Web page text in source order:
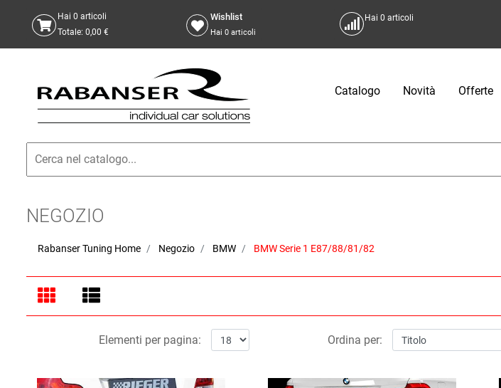
Hai 0 articoli
Totale: 0,00 €
Wishlist
Hai 0 articoli
Hai0 articoli
Catalogo Novità Offerte
NEGOZIO
Rabanser Tuning Home Negozio BMW BMW Serie 1 E87/88/81/82
Ordina per:
Elementi per pagina: